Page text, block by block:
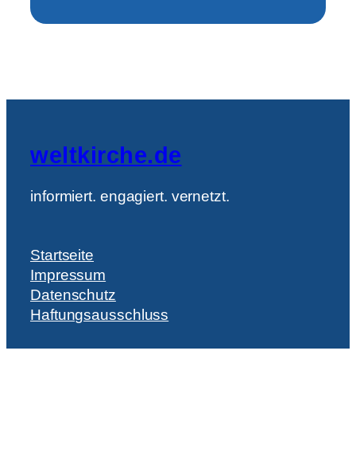
weltkirche.de
informiert. engagiert. vernetzt.
Startseite
Impressum
Datenschutz
Haftungsausschluss